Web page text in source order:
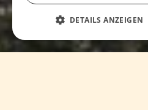
DETAILS ANZEIGEN